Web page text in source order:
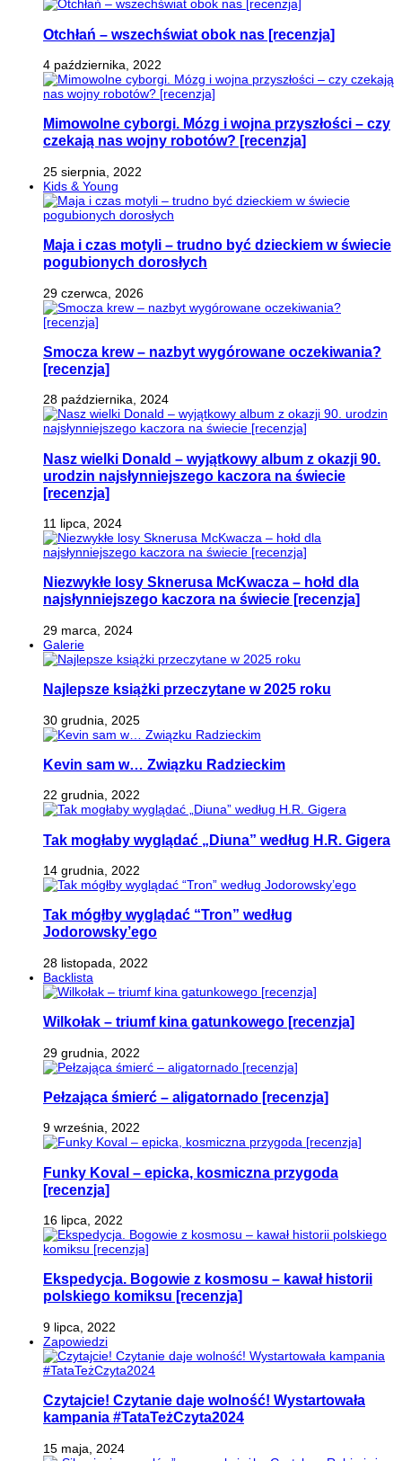
Otchłań – wszechświat obok nas [recenzja]
4 października, 2022
Mimowolne cyborgi. Mózg i wojna przyszłości – czy
czekają nas wojny robotów? [recenzja]
25 sierpnia, 2022
Kids & Young
Maja i czas motyli – trudno być dzieckiem w świecie
pogubionych dorosłych
29 czerwca, 2026
Smocza krew – nazbyt wygórowane oczekiwania?
[recenzja]
28 października, 2024
Nasz wielki Donald – wyjątkowy album z okazji 90.
urodzin najsłynniejszego kaczora na świecie
[recenzja]
11 lipca, 2024
Niezwykłe losy Sknerusa McKwacza – hołd dla
najsłynniejszego kaczora na świecie [recenzja]
29 marca, 2024
Galerie
Najlepsze książki przeczytane w 2025 roku
30 grudnia, 2025
Kevin sam w… Związku Radzieckim
22 grudnia, 2022
Tak mogłaby wyglądać „Diuna” według H.R. Gigera
14 grudnia, 2022
Tak mógłby wyglądać “Tron” według
Jodorowsky’ego
28 listopada, 2022
Backlista
Wilkołak – triumf kina gatunkowego [recenzja]
29 grudnia, 2022
Pełzająca śmierć – aligatornado [recenzja]
9 września, 2022
Funky Koval – epicka, kosmiczna przygoda
[recenzja]
16 lipca, 2022
Ekspedycja. Bogowie z kosmosu – kawał historii
polskiego komiksu [recenzja]
9 lipca, 2022
Zapowiedzi
Czytajcie! Czytanie daje wolność! Wystartowała
kampania #TataTeżCzyta2024
15 maja, 2024